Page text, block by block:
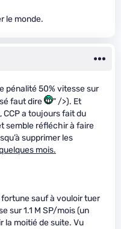
le monde.
pénalité 50% vitesse sur
faut dire
" />). Et
a toujours fait du
semble réfléchir à faire
supprimer les
mois.
sauf à vouloir tuer
sur 1.1 M SP/mois (un
la moitié de suite. Vu